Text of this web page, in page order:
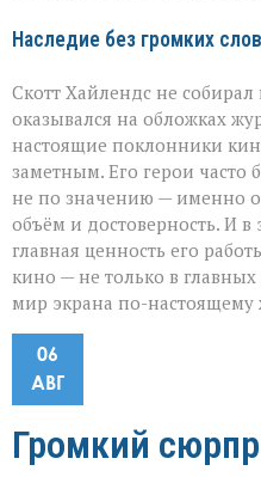
Наследие без громких слов
Скотт Хайлендс не
оказывался на обложках
настоящие поклонники
заметным. Его герои часто
не по значению — именно
объём и достоверность. И в
главная ценность его
кино — не только в главных
мир экрана по-
06
АВГ
Громкий